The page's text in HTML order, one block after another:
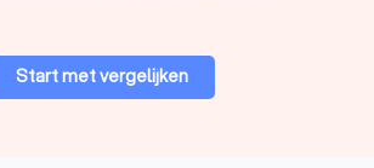
Start met vergelijken